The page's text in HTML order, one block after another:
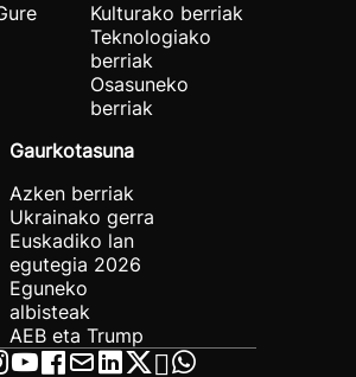
Kulturako berriak
Teknologiako
berriak
Osasuneko
berriak
Gaurkotasuna
Azken berriak
Ukrainako gerra
Euskadiko lan
egutegia 2026
Eguneko
albisteak
AEB eta Trump